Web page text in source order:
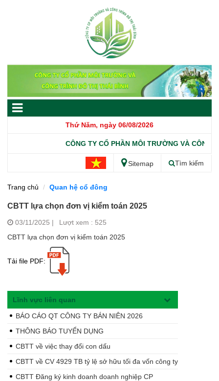
Thứ Năm, ngày 06/08/2026
CÔNG TY CỔ PHẦN MÔI TRƯỜNG VÀ CÔNG
Sitemap Tìm kiếm
Trang chủ Quan hệ cổ đông
CBTT lựa chọn đơn vị kiểm toán 2025
03/11/2025 | Lượt xem : 525
CBTT lựa chọn đơn vị kiểm toán 2025
Tải file PDF:
Lĩnh vực liên quan
BÁO CÁO QT CÔNG TY BÁN NIÊN 2026
THÔNG BÁO TUYỂN DỤNG
CBTT về việc thay đổi con dấu
CBTT về CV 4929 TB tỷ lệ sở hữu tối đa vốn công ty
CBTT Đăng ký kinh doanh doanh nghiệp CP